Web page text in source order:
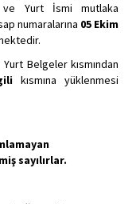
ve Yurt İsmi mutlaka
numaralarına 05 Ekim
Yurt Belgeler kısmından
kısmına yüklenmesi
sayılırlar.